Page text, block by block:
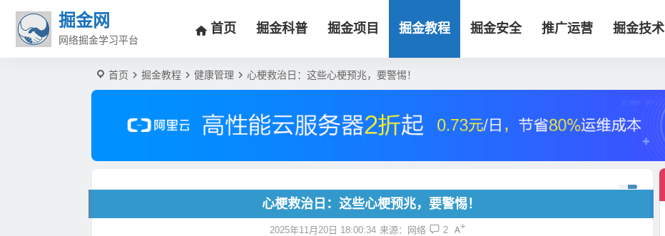
掘金网
网络掘金学习平台
首页 掘金科普 掘金项目 掘金教程 掘金安全 推广运营 掘金技术
首页 掘金教程 健康管理 心梗救治日：这些心梗预兆，要警惕！
心梗救治日：这些心梗预兆，要警惕！
2025年11月20日 18:00:34 来源：网络 2